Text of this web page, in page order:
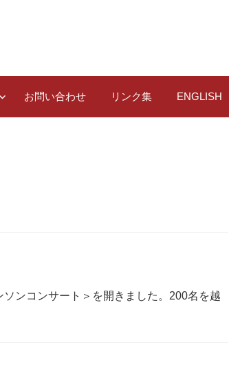
お問い合わせ リンク集 ENGLISH
ンコンサート＞を開きました。200名を越